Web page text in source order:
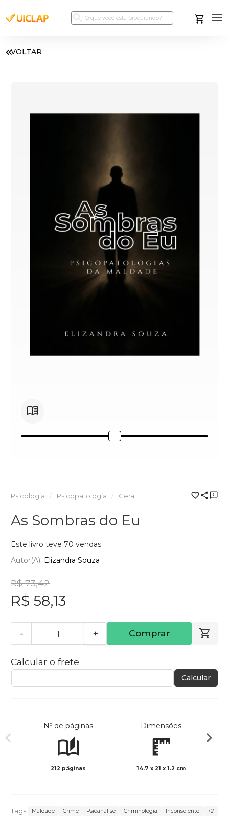
VOLTAR
Psicologia Psicopatologia Geral
As Sombras do Eu
Este livro teve 70 vendas
Autor(a): Elizandra Souza
R$ 73,42
R$ 58,13
- + Comprar
Calcular o frete
Calcular
Nº de páginas
212 páginas
Dimensões
14.7 x 21 x 1.2 cm
Tags: Maldade Crime Psicanálise Criminologia Inconsciente +2